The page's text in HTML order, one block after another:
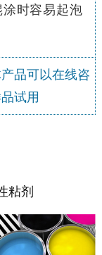
时容易起泡
品可以在线咨
试用
粘剂